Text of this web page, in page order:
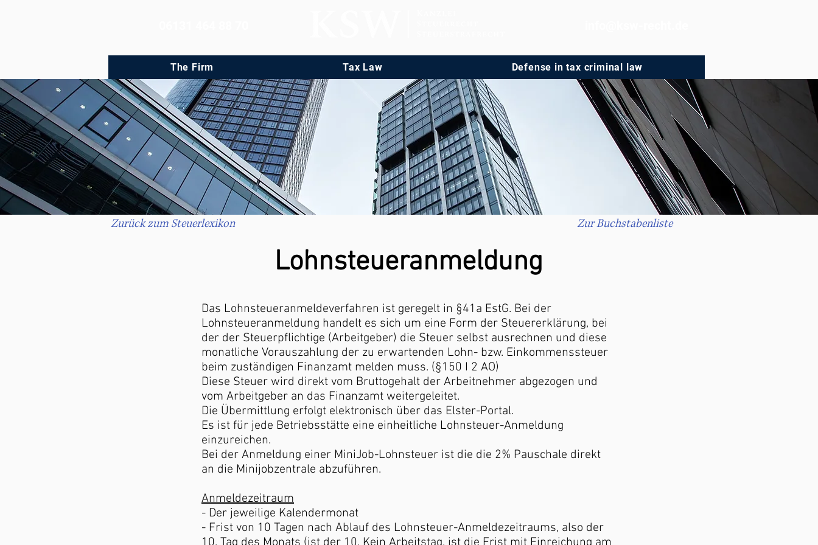
The Firm Tax Law Defense in tax criminal law
Zurück zum Steuerlexikon Zur Buchstabenliste
Lohnsteueranmeldung
Das Lohnsteueranmeldeverfahren ist geregelt in §41a EstG. Bei der
Lohnsteueranmeldung handelt es sich um eine Form der Steuererklärung, bei
der der Steuerpflichtige (Arbeitgeber) die Steuer selbst ausrechnen und diese
monatliche Vorauszahlung der zu erwartenden Lohn- bzw. Einkommenssteuer
beim zuständigen Finanzamt melden muss. (§150 I 2 AO)
Diese Steuer wird direkt vom Bruttogehalt der Arbeitnehmer abgezogen und
vom Arbeitgeber an das Finanzamt weitergeleitet.
Die Übermittlung erfolgt elektronisch über das Elster-Portal.
Es ist für jede Betriebsstätte eine einheitliche Lohnsteuer-Anmeldung
einzureichen.
Bei der Anmeldung einer MiniJob-Lohnsteuer ist die die 2% Pauschale direkt
an die Minijobzentrale abzuführen.
Anmeldezeitraum
- Der jeweilige Kalendermonat
- Frist von 10 Tagen nach Ablauf des Lohnsteuer-Anmeldezeitraums, also der